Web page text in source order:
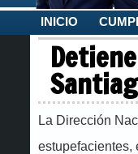
INICIO
La Dirección
estupefacientes,